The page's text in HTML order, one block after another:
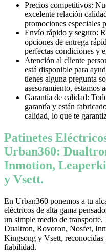
Precios competitivos:
excelente relación
promociones especiales
Envío rápido y seguro:
opciones de entrega
perfectas condiciones y
Atención al cliente
está disponible para
tienes alguna pregunta
asesoramiento, estamos
Garantía de calidad:
garantía y están
calidad, lo que te
Patinetes
Urban360:
Inmotion,
y Vsett.
En Urban360 ponemos a tu
eléctricos de alta gama
un simple medio de
Dualtron, Rovoron, Nosfet,
Kingsong y Vsett,
fiabilidad.